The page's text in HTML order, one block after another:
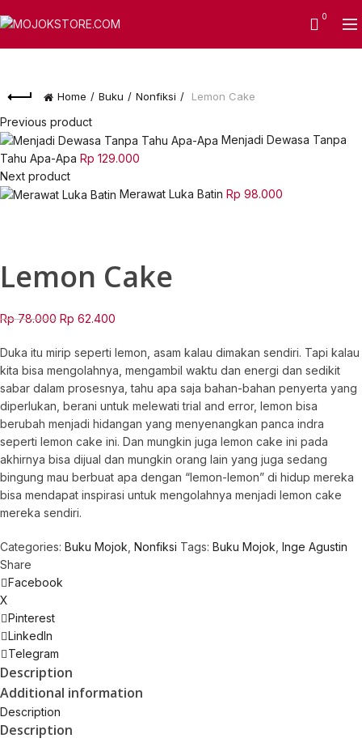
0
Home Buku Nonfiksi Lemon Cake
Previous product
Menjadi Dewasa Tanpa
Tahu Apa-Apa Rp 129.000
Next product
Merawat Luka Batin Rp 98.000
-20%
Lemon Cake
Rp78.000 Original
was:
Rp 78.000.
Rp 62.400
is:
Rp 62.400.
Duka itu mirip seperti lemon, asam kalau dimakan sendiri. Tapi kalau
kita bisa mengolahnya, mengambil waktu dan energi dan sedikit
sabar dalam prosesnya, tahu apa saja bahan-bahan penyerta yang
diperlukan, berani untuk melewati trial and error, lemon bisa
berubah menjadi hidangan yang menyenangkan panca indra
seperti lemon cake ini. Dan mungkin juga lemon cake ini pada
akhirnya bisa dijual dan mungkin orang lain yang juga sedang
bingung mau berbuat apa dengan “lemon-lemon” di hidup mereka
bisa mendapat inspirasi untuk mengolahnya menjadi lemon cake
mereka sendiri.
Categories: Buku Mojok Nonfiksi Tags: Buku Mojok Inge Agustin
Share
Facebook
X
Pinterest
LinkedIn
Telegram
Description
Additional information
Description
Description